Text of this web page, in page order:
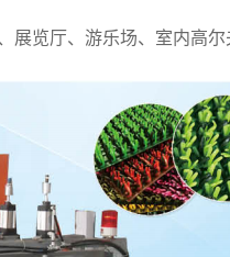
览厅、游乐场、室内高